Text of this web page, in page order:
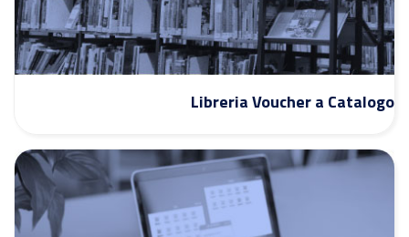
Libreria Voucher a Catalogo